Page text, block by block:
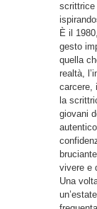
scrittrice
È il
gesto
quella
realtà,
carcere,
la
giovani
vivere e
Una